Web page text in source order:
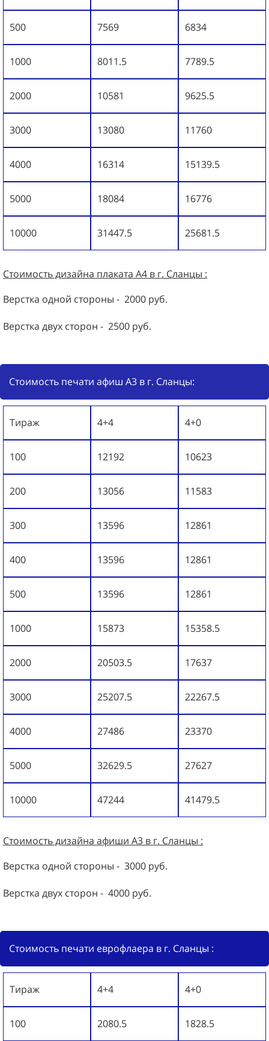
500 7569 6834
1000 8011.5 7789.5
2000 10581 9625.5
3000 13080 11760
4000 16314 15139.5
5000 18084 16776
10000 31447.5 25681.5
Стоимость дизайна плаката А4 в г. Сланцы :
Верстка одной стороны - 2000 руб.
Верстка двух сторон - 2500 руб.
Стоимость печати афиш А3 в г. Сланцы:
Тираж 4+4 4+0
100 12192 10623
200 13056 11583
300 13596 12861
400 13596 12861
500 13596 12861
1000 15873 15358.5
2000 20503.5 17637
3000 25207.5 22267.5
4000 27486 23370
5000 32629.5 27627
10000 47244 41479.5
Стоимость дизайна афиши А3 в г. Сланцы :
Верстка одной стороны - 3000 руб.
Верстка двух сторон - 4000 руб.
Стоимость печати еврофлаера в г. Сланцы :
Тираж 4+4 4+0
100 2080.5 1828.5